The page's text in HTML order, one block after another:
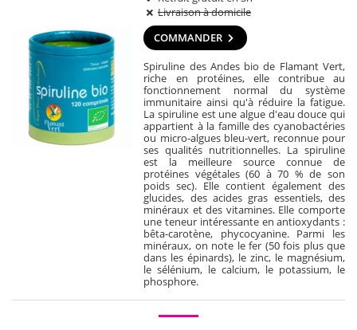
Livraison à domicile
COMMANDER
Spiruline des Andes bio de Flamant Vert,
riche en protéines, elle contribue au
fonctionnement normal du système
immunitaire ainsi qu'à réduire la fatigue.
La spiruline est une algue d'eau douce qui
appartient à la famille des cyanobactéries
ou micro-algues bleu-vert, reconnue pour
ses qualités nutritionnelles. La spiruline
est la meilleure source connue de
protéines végétales (60 à 70 % de son
poids sec). Elle contient également des
glucides, des acides gras essentiels, des
minéraux et des vitamines. Elle comporte
une teneur intéressante en antioxydants :
bêta-carotène, phycocyanine. Parmi les
minéraux, on note le fer (50 fois plus que
dans les épinards), le zinc, le magnésium,
le sélénium, le calcium, le potassium, le
phosphore.